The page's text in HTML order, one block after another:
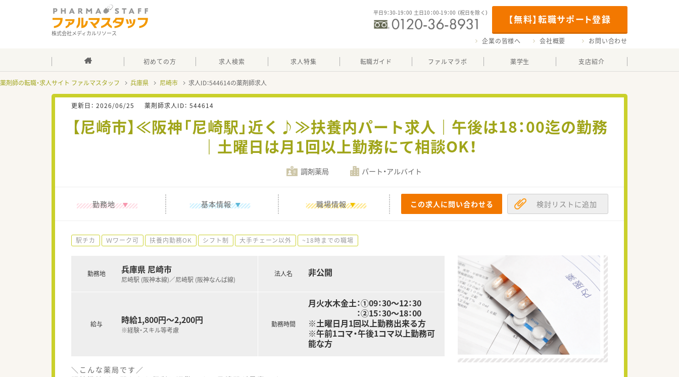
株式会社メディカルリソース
【無料】転職サポート登録
平日9：30-19：00 土日10：00-19：00 （祝日を除く）
企業の皆様へ 会社概要 お問い合わせ
初めての方 求人検索 求人特集 転職ガイド ファルマラボ 薬学生 支店紹介
薬剤師の転職・求人サイト ファルマスタッフ 兵庫県 尼崎市 求人ID：544614の薬剤師求人
更新日： 2026/06/25 薬剤師求人ID： 544614
【尼崎市】≪阪神「尼崎駅」近く♪≫扶養内パート求人｜午後は18：00迄の勤務
｜土曜日は月1回以上勤務にて相談OK！
調剤薬局 パート・アルバイト
勤務地 基本情報 職場情報 この求人に問い合わせる 検討リストに追加
駅チカ Ｗワーク可 扶養内勤務OK シフト制 大手チェーン以外 ~18時までの職場
勤務地 兵庫県 尼崎市
尼崎駅 (阪神本線)／尼崎駅 (阪神なんば線)
給与 時給1,800円～2,200円
※経験・スキル等考慮
法人名 非公開
勤務時間
月火水木金土：①09：30～12：30
：②15：30～18：00
※土曜日月1回以上勤務出来る方
※午前1コマ・午後1コマ以上勤務可
能な方
＼こんな薬局です／